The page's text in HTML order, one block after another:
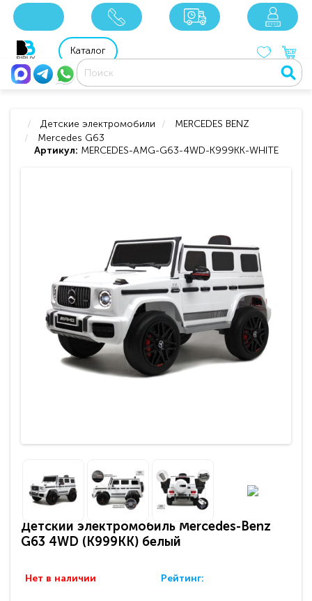
8 800 201 92 06
Каталог
Детские электромобили
MERCEDES BENZ
Mercedes G63
Артикул: MERCEDES-AMG-G63-4WD-K999KK-WHITE
Детский электромобиль Mercedes-Benz
G63 4WD (K999KK) белый
Нет в наличии Рейтинг:
xxx